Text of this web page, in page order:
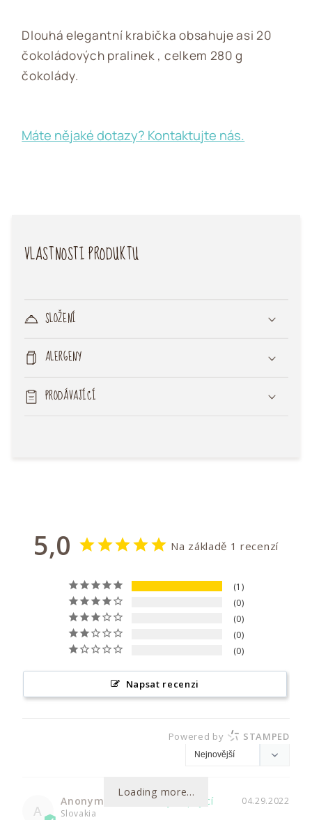
Dlouhá elegantní krabička obsahuje asi 20
čokoládových pralinek , celkem 280 g
čokolády.
Máte nějaké dotazy? Kontaktujte nás.
VLASTNOSTI PRODUKTU
SLOŽENÍ
ALERGENY
PRODÁVAJÍCÍ
5,0 Na základě 1 recenzí
1
0
0
0
0
Napsat recenzi
Powered by STAMPED
Loading more...
A
04.29.2022
Anonymous
Slovakia